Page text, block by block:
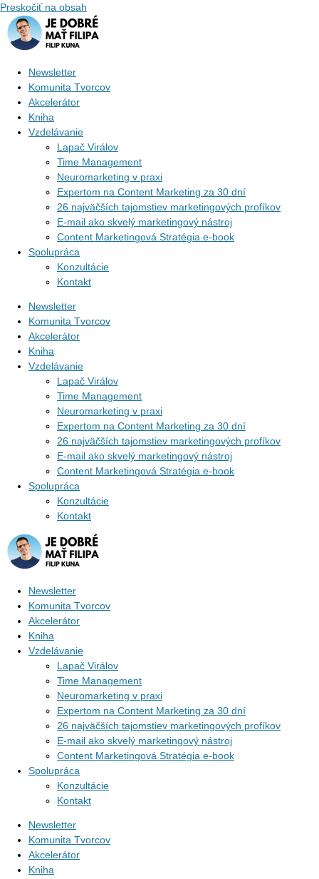
Preskočiť na obsah
Newsletter
Komunita Tvorcov
Akcelerátor
Kniha
Vzdelávanie
Lapač Virálov
Time Management
Neuromarketing v praxi
Expertom na Content Marketing za 30 dní
26 najväčších tajomstiev marketingových profíkov
E-mail ako skvelý marketingový nástroj
Content Marketingová Stratégia e-book
Spolupráca
Konzultácie
Kontakt
Newsletter
Komunita Tvorcov
Akcelerátor
Kniha
Vzdelávanie
Lapač Virálov
Time Management
Neuromarketing v praxi
Expertom na Content Marketing za 30 dní
26 najväčších tajomstiev marketingových profíkov
E-mail ako skvelý marketingový nástroj
Content Marketingová Stratégia e-book
Spolupráca
Konzultácie
Kontakt
Newsletter
Komunita Tvorcov
Akcelerátor
Kniha
Vzdelávanie
Lapač Virálov
Time Management
Neuromarketing v praxi
Expertom na Content Marketing za 30 dní
26 najväčších tajomstiev marketingových profíkov
E-mail ako skvelý marketingový nástroj
Content Marketingová Stratégia e-book
Spolupráca
Konzultácie
Kontakt
Newsletter
Komunita Tvorcov
Akcelerátor
Kniha